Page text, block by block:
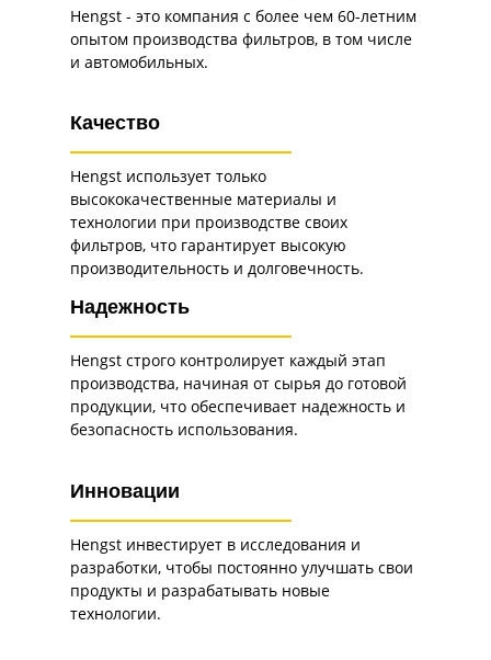
Hengst - это компания с более чем 60-летним
опытом производства фильтров, в том числе
и автомобильных.
Качество
Надежность
Hengst использует только
высококачественные материалы и
технологии при производстве своих
фильтров, что гарантирует высокую
производительность и долговечность.
Инновации
Hengst строго контролирует каждый этап
производства, начиная от сырья до готовой
продукции, что обеспечивает надежность и
безопасность использования.
Hengst инвестирует в исследования и
разработки, чтобы постоянно улучшать свои
продукты и разрабатывать новые
технологии.